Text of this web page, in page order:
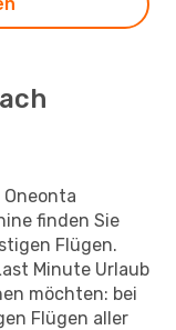
finden Sie
Flügen.
Minute Urlaub
möchten: bei
Flügen aller